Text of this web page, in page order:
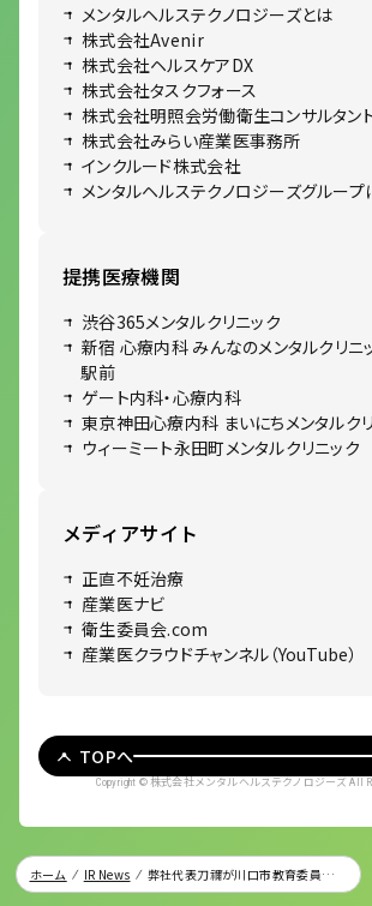
ホーム IR News 弊社代表刀禰が川口市教育委員会のメンタルヘルス対策について原稿を執筆しました
メンタルヘルステクノロジーズとは
株式会社Avenir
株式会社ヘルスケアDX
株式会社タスクフォース
株式会社明照会労働衛生コンサルタン
株式会社みらい産業医事務所
インクルード株式会社
メンタルヘルステクノロジーズグループ
提携医療機関
渋谷365メンタルクリニック
新宿 心療内科 みんなのメンタルクリニ
駅前
ゲート内科・心療内科
東京神田心療内科 まいにちメンタルク
ウィーミート永田町メンタルクリニック
メディアサイト
正直不妊治療
産業医ナビ
衛生委員会.com
産業医クラウドチャンネル（YouTube）
Copyright ©株式会社メンタルヘルステクノロジーズAll
TOPへ